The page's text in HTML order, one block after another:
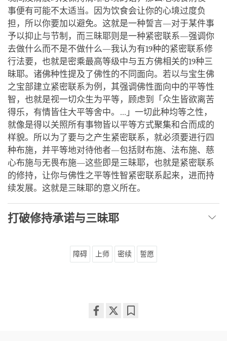
事便有可能不太适当。因为饮食会让你的心境过度负
担，所以你要加以避免。这就是一种誓言—对于某件事
予以抑止与节制，而三昧耶则是一种紧密联系—强调你
去做什么而不是不做什么—我认为有19种的紧密联系修
行法要，也就是密乘最高等级中与五方佛相关的19种三
昧耶。诸佛种性提及了佛性的不同面向。若以与宝生佛
之宝部建立紧密联系为例，其强调佛性面向中的平等性
智，也就是视一切众生为平等，顾虑到「众生皆欲离苦
得乐，有情皆住大平等舍中。…」一切此种均等之性，
就像是得以关照所有事物皆以平等方式聚集和合而成的
样貌。所以为了要与之产生紧密联系，就必须要进行四
种布施，并平等地对待他者—包括财布施、法布施、慈
心布施与无畏布施—这些即是三昧耶，也就是紧密联系
的修持，让你与佛性之平等性智紧密联系起来，进而持
续发展。这就是三昧耶的意义所在。
打破修持承诺与三昧耶
障碍 上师 密续 誓愿